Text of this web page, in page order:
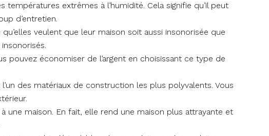
extrêmes à l’humidité. Cela signifie qu’il peut
d’entretien.
veulent que leur maison soit aussi insonorisée que
pouvez économiser de l’argent en choisissant ce type de
des matériaux de construction les plus polyvalents. Vous
une maison. En fait, elle rend une maison plus attrayante et